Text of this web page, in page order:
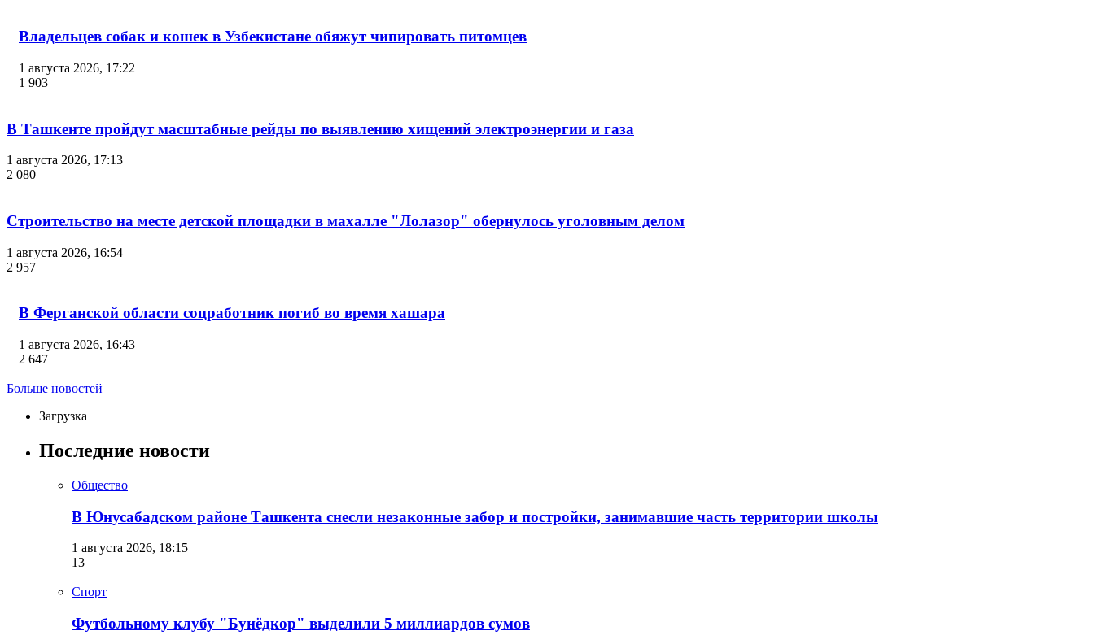
Владельцев собак и кошек в Узбекистане обяжут чипировать питомцев
1 августа 2026, 17:22
1 903
В Ташкенте пройдут масштабные рейды по выявлению хищений электроэнергии и газа
1 августа 2026, 17:13
2 080
Строительство на месте детской площадки в махалле "Лолазор" обернулось уголовным делом
1 августа 2026, 16:54
2 957
В Ферганской области соцработник погиб во время хашара
1 августа 2026, 16:43
2 647
Больше новостей
Загрузка
Последние новости
Общество
В Юнусабадском районе Ташкента снесли незаконные забор и постройки, занимавшие часть территории школы
1 августа 2026, 18:15
13
Спорт
Футбольному клубу "Бунёдкор" выделили 5 миллиардов сумов